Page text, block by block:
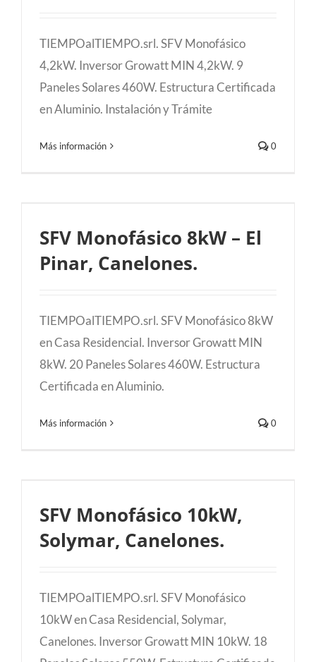
TIEMPOalTIEMPO.srl. SFV Monofásico
4,2kW. Inversor Growatt MIN 4,2kW. 9
Paneles Solares 460W. Estructura Certificada
en Aluminio. Instalación y Trámite
Más información 0
Canelones.
SFV Monofásico 8kW – El
Pinar, Canelones.
TIEMPOalTIEMPO.srl. SFV Monofásico 8kW
en Casa Residencial. Inversor Growatt MIN
8kW. 20 Paneles Solares 460W. Estructura
Certificada en Aluminio.
Más información 0
Canelones.
SFV Monofásico 10kW,
Solymar, Canelones.
TIEMPOalTIEMPO.srl. SFV Monofásico
10kW en Casa Residencial, Solymar,
Canelones. Inversor Growatt MIN 10kW. 18